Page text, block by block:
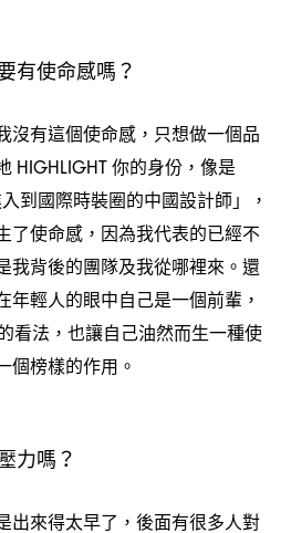
有使命感嗎？
沒有這個使命感 ， 只想做一個品
HIGHLIGHT你的身份 ， 像是
到國際時裝圈的中國設計師」 ，
了使命感 ， 因為我代表的已經不
我背後的團隊及我從哪裡來。還
年輕人的眼中自己是一個前輩 ，
看法 ， 也讓自己油然而生一種使
個榜樣的作用。
力嗎？
出來得太早了 ， 後面有很多人對